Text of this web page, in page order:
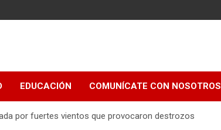
EDUCACIÓN COMUNÍCATE CON NOSOTROS
por fuertes vientos que provocaron destrozos